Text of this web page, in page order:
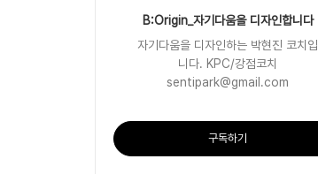
B:Origin_자기다움을 디자인합니다
자기다움을 디자인하는 박현진 코치입
니다. KPC/강점코치
sentipark@gmail.com
구독하기